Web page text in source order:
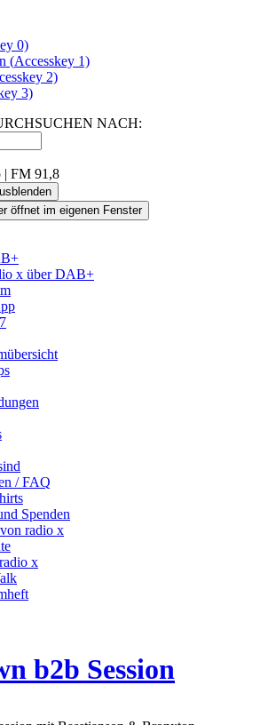
0)
(Accesskey 1)
2)
3)
NACH:
| FM 91,8
x über DAB+
/ FAQ
Spenden
radio x
x
b2b Session